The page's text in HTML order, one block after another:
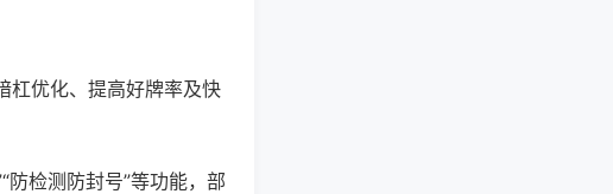
杠优化、提高好牌率及快
防检测防封号”等功能，部